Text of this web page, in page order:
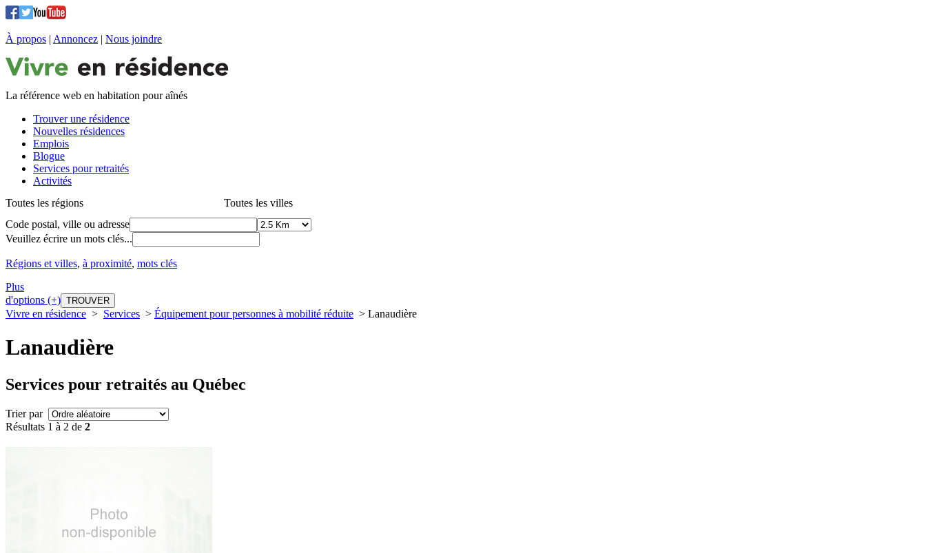
À propos | Annoncez | Nous joindre
La référence web en habitation pour aînés
Trouver une résidence
Nouvelles résidences
Emplois
Blogue
Services pour retraités
Activités
Toutes les régions
Toutes les villes
Code postal, ville ou adresse
Veuillez écrire un mots clés...
Régions et villes, à proximité, mots clés
Plus
d'options (+)
Vivre en résidence > Services > Équipement pour personnes à mobilité réduite > Lanaudière
Lanaudière
Services pour retraités au Québec
Trier par
Résultats 1 à 2 de 2